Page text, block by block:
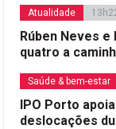
Atualidade
Rúben Neves e
quatro a
Saúde & bem-estar
IPO Porto
deslocações